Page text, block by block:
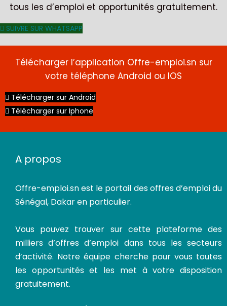
tous les d’emploi et opportunités gratuitement.
SUIVRE SUR WHATSAPP
Télécharger l’application Offre-emploi.sn sur
votre téléphone Android ou IOS
Télécharger sur Android
Télécharger sur Iphone
A propos
Offre-emploi.snest le portail des offres d’emploi du
Sénégal, Dakar en particulier.
Vous pouvez trouver sur cette plateforme des
milliers d’offres d’emploi dans tous les secteurs
d’activité. Notre équipe cherche pour vous toutes
les opportunités et les met à votre disposition
gratuitement.